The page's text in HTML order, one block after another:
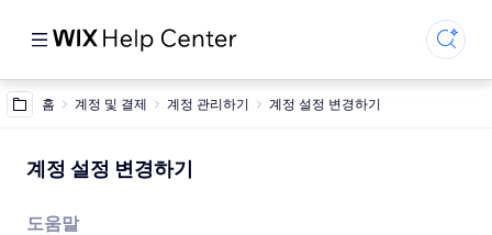
홈 계정 및 결제 계정 관리하기 계정 설정 변경하기
계정 설정 변경하기
도움말